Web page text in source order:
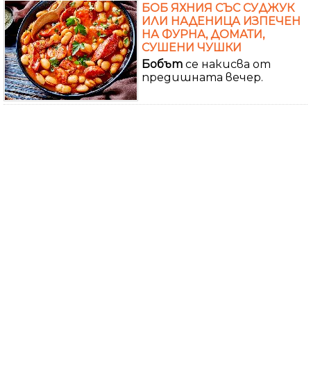
БОБ ЯХНИЯ СЪС СУДЖУК
ИЛИ НАДЕНИЦА ИЗПЕЧЕН
НА ФУРНА, ДОМАТИ,
СУШЕНИ ЧУШКИ
Бобът се накисва от
предишната вечер.